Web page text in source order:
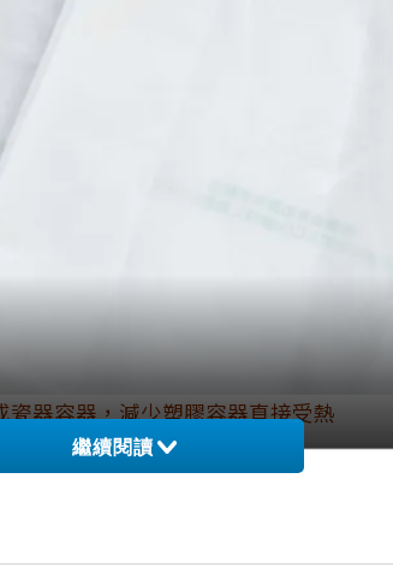
器容器，減少塑膠容器直接受熱
疑慮，許多人改用紙杯、紙碗裝熱食
繼續閱讀